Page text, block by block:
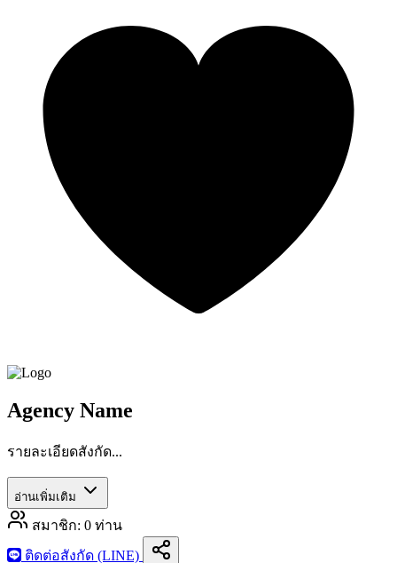
Agency Name
รายละเอียดสังกัด...
อ่านเพิ่มเติม
สมาชิก: 0 ท่าน
ติดต่อสังกัด (LINE)